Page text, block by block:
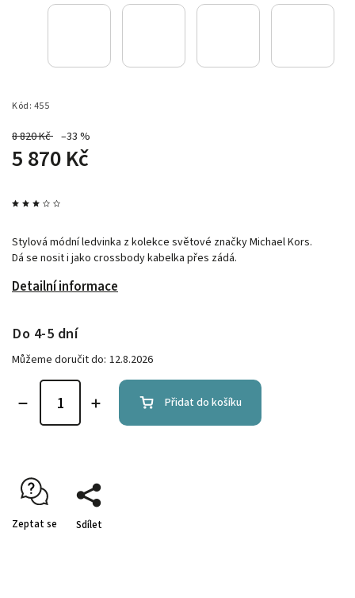
Kód: 455
8 820 Kč –33 %
5 870 Kč
Stylová módní ledvinka z kolekce světové značky Michael Kors.
Dá se nosit i jako crossbody kabelka přes zádá.
Detailní informace
Do 4-5 dní
Můžeme doručit do: 12.8.2026
Přidat do košíku
Zeptat se Sdílet